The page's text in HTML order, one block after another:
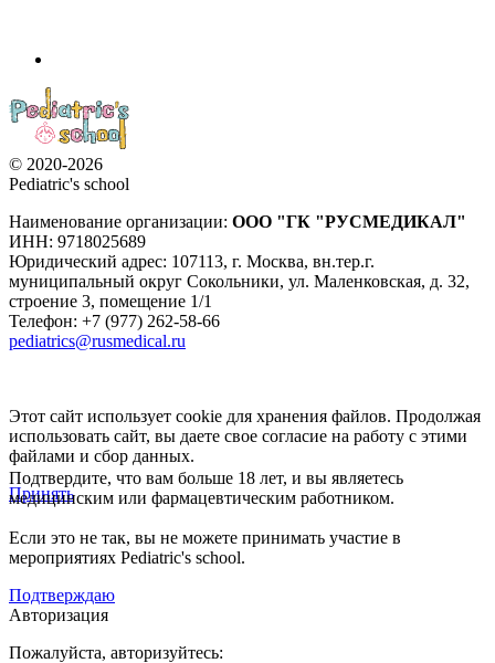
© 2020-2026
Pediatric's school
Наименование организации: ООО "ГК "РУСМЕДИКАЛ"
ИНН: 9718025689
Юридический адрес: 107113, г. Москва, вн.тер.г.
муниципальный округ Сокольники, ул. Маленковская, д. 32,
строение 3, помещение 1/1
Телефон: +7 (977) 262-58-66
pediatrics@rusmedical.ru
Этот сайт использует cookie для хранения файлов. Продолжая
использовать сайт, вы даете свое согласие на работу с этими
файлами и сбор данных.
Принять
Подтвердите, что вам больше 18 лет, и вы являетесь
медицинским или фармацевтическим работником.
Если это не так, вы не можете принимать участие в
мероприятиях Pediatric's school.
Подтверждаю
Авторизация
Пожалуйста, авторизуйтесь: